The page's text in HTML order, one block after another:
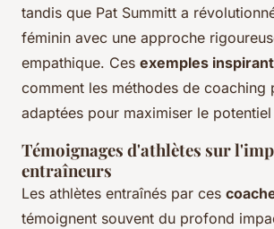
tandis que Pat Summitt a
féminin avec une approche
empathique. Ces exemples
comment les méthodes de coaching
adaptées pour maximiser le
Témoignages d'athlètes sur
entraîneurs
Les athlètes entraînés par ces
témoignent souvent du profond